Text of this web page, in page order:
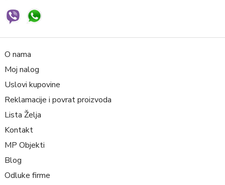
O nama
Moj nalog
Uslovi kupovine
Reklamacije i povrat proizvoda
Lista Želja
Kontakt
MP Objekti
Blog
Odluke firme